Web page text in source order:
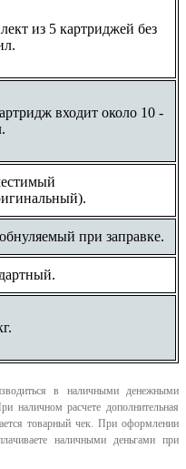
из 5 картриджей без
входит около 10 -
при заправке.
в наличными денежными
наличном расчете дополнительная
товарный чек. При оформлении
наличными деньгами при